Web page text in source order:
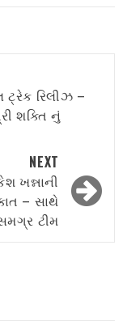
ટ્રેક રિલીઝ –
શક્તિ નું
NEXT
ખન્નાની
– સાથે
ટીમ